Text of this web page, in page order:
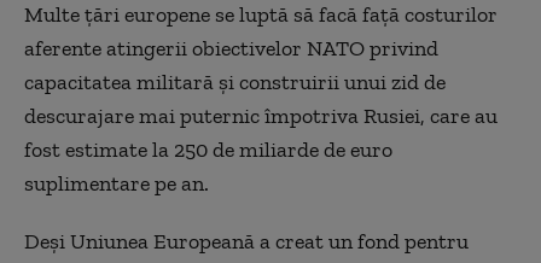
Multe țări europene se luptă să facă față costurilor
aferente atingerii obiectivelor NATO privind
capacitatea militară și construirii unui zid de
descurajare mai puternic împotriva Rusiei, care au
fost estimate la 250 de miliarde de euro
suplimentare pe an.
Deși Uniunea Europeană a creat un fond pentru